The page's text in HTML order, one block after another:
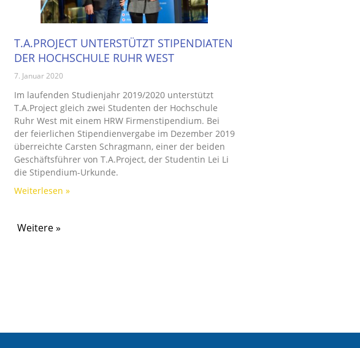
T.A.PROJECT UNTERSTÜTZT STIPENDIATEN
DER HOCHSCHULE RUHR WEST
7. Januar 2020
Im laufenden Studienjahr 2019/2020 unterstützt
T.A.Project gleich zwei Studenten der Hochschule
Ruhr West mit einem HRW Firmenstipendium. Bei
der feierlichen Stipendienvergabe im Dezember 2019
überreichte Carsten Schragmann, einer der beiden
Geschäftsführer von T.A.Project, der Studentin Lei Li
die Stipendium-Urkunde.
Weiterlesen »
Weitere »